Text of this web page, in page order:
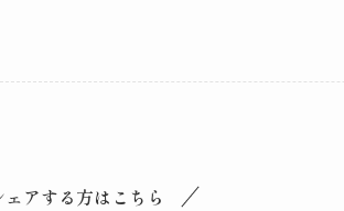
ェアする方はこちら